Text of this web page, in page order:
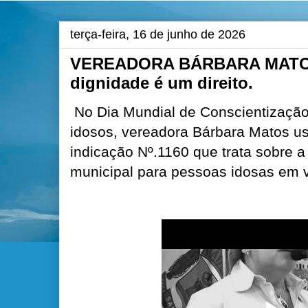
terça-feira, 16 de junho de 2026
VEREADORA BÁRBARA
dignidade é um direito.
No Dia Mundial de
idosos, vereadora Bárbara Matos
indicação Nº.1160 que trata sobre
municipal para pessoas idosas